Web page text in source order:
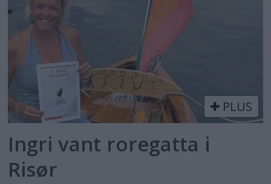
PLUS
Ingri vant roregatta i
Risør